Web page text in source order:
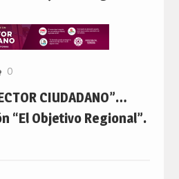
0
CIUDADANO”…
“El Objetivo Regional”.